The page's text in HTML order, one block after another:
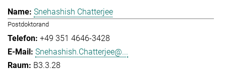
Snehashish Chatterjee
Postdoktorand
+49 351 4646-3428
Snehashish.Chatterjee@...
B3.3.28